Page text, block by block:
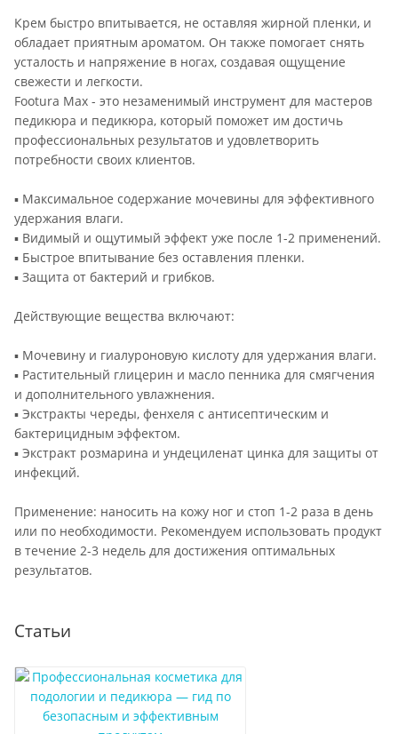
Крем быстро впитывается, не оставляя жирной пленки, и
обладает приятным ароматом. Он также помогает снять
усталость и напряжение в ногах, создавая ощущение
свежести и легкости.
Footura Max - это незаменимый инструмент для мастеров
педикюра и педикюра, который поможет им достичь
профессиональных результатов и удовлетворить
потребности своих клиентов.
▪ Максимальное содержание мочевины для эффективного
удержания влаги.
▪ Видимый и ощутимый эффект уже после 1-2 применений.
▪ Быстрое впитывание без оставления пленки.
▪ Защита от бактерий и грибков.
Действующие вещества включают:
▪ Мочевину и гиалуроновую кислоту для удержания влаги.
▪ Растительный глицерин и масло пенника для смягчения
и дополнительного увлажнения.
▪ Экстракты череды, фенхеля с антисептическим и
бактерицидным эффектом.
▪ Экстракт розмарина и ундециленат цинка для защиты от
инфекций.
Применение: наносить на кожу ног и стоп 1-2 раза в день
или по необходимости. Рекомендуем использовать продукт
в течение 2-3 недель для достижения оптимальных
результатов.
Статьи